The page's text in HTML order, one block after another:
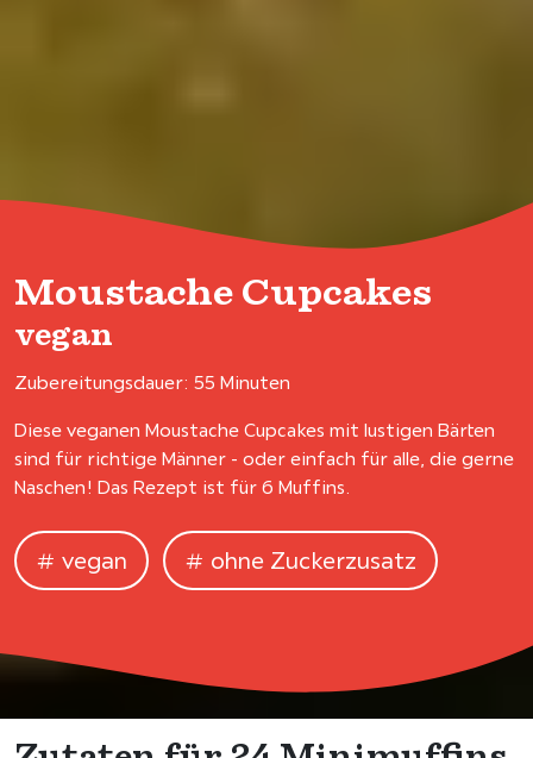
Moustache Cupcakes
vegan
Zubereitungsdauer: 55 Minuten
Diese veganen Moustache Cupcakes mit lustigen Bärten
sind für richtige Männer - oder einfach für alle, die gerne
Naschen! Das Rezept ist für 6 Muffins.
vegan ohne Zuckerzusatz